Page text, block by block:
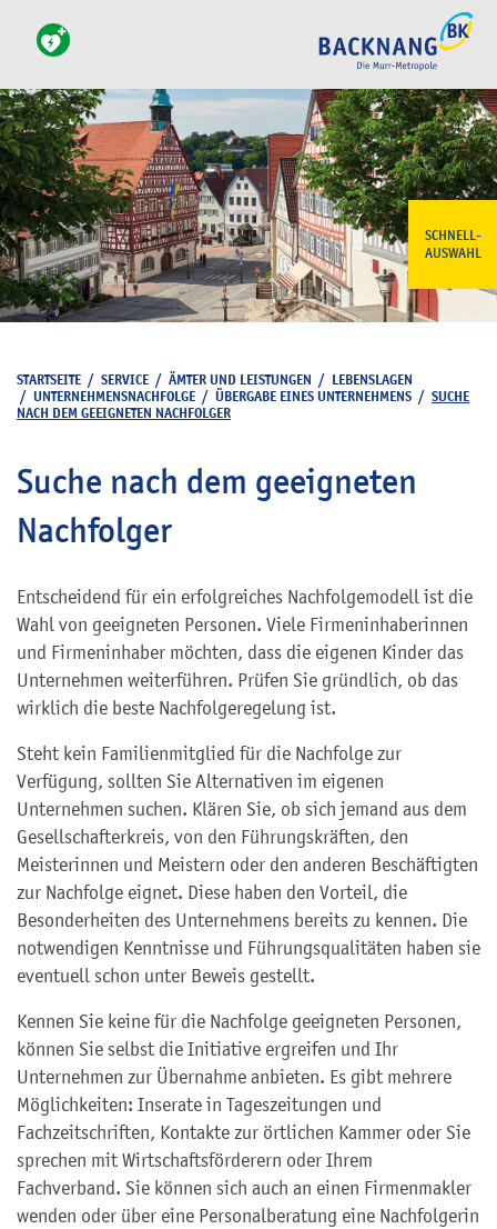
SCHNELL-
AUSWAHL
STARTSEITE / SERVICE / ÄMTER UND LEISTUNGEN / LEBENSLAGEN
/ UNTERNEHMENSNACHFOLGE / ÜBERGABE EINES UNTERNEHMENS / SUCHE
NACH DEM GEEIGNETEN NACHFOLGER
Suche nach dem geeigneten
Nachfolger
Entscheidend für ein erfolgreiches Nachfolgemodell ist die
Wahl von geeigneten Personen. Viele Firmeninhaberinnen
und Firmeninhaber möchten, dass die eigenen Kinder das
Unternehmen weiterführen. Prüfen Sie gründlich, ob das
wirklich die beste Nachfolgeregelung ist.
Steht kein Familienmitglied für die Nachfolge zur
Verfügung, sollten Sie Alternativen im eigenen
Unternehmen suchen. Klären Sie, ob sich jemand aus dem
Gesellschafterkreis, von den Führungskräften, den
Meisterinnen und Meistern oder den anderen Beschäftigten
zur Nachfolge eignet. Diese haben den Vorteil, die
Besonderheiten des Unternehmens bereits zu kennen. Die
notwendigen Kenntnisse und Führungsqualitäten haben sie
eventuell schon unter Beweis gestellt.
Kennen Sie keine für die Nachfolge geeigneten Personen,
können Sie selbst die Initiative ergreifen und Ihr
Unternehmen zur Übernahme anbieten. Es gibt mehrere
Möglichkeiten: Inserate in Tageszeitungen und
Fachzeitschriften, Kontakte zur örtlichen Kammer oder Sie
sprechen mit Wirtschaftsförderern oder Ihrem
Fachverband. Sie können sich auch an einen Firmenmakler
wenden oder über eine Personalberatung eine Nachfolgerin